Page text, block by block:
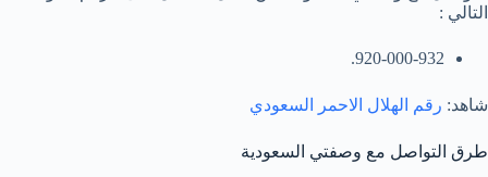
التالي :
920-000-932.
شاهد: رقم الهلال الاحمر السعودي
طرق التواصل مع وصفتي السعودية